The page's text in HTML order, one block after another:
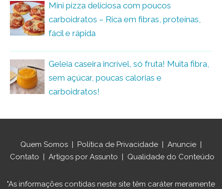
Mini pizza deliciosa com poucos
carboidratos – Rica em fibras, proteínas,
fácil e rápida
Geleia caseira incrível, só fruta! Muita fibra,
sem açúcar, poucas calorias e
carboidratos!
Quem Somos | Política de Privacidade | Anuncie |
Contato | Artigos por Assunto | Qualidade do Conteúdo
"As informações contidas neste site têm caráter meramente